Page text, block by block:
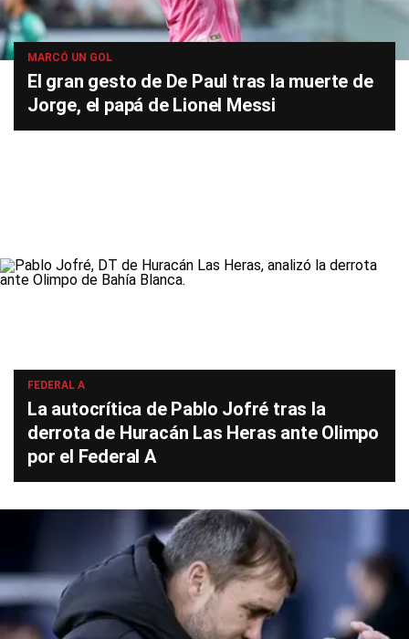
MARCÓ UN GOL
El gran gesto de De Paul tras la muerte de
Jorge, el papá de Lionel Messi
FEDERAL A
La autocrítica de Pablo Jofré tras la
derrota de Huracán Las Heras ante Olimpo
por el Federal A